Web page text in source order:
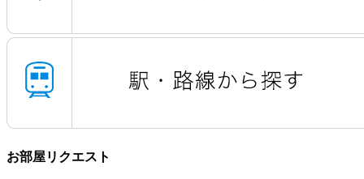
お部屋リクエスト